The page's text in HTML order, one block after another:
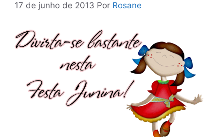
17 de junho de 2013 Por Rosane